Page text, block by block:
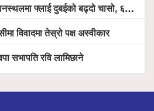
चासो, ६ घण्टा लामो प्राविधिक निरीक्षणपछि दैनिक उडानको ढोका खुल्दै
विवादमा तेस्रो पक्ष अस्वीकार
सभापति रवि लामिछाने